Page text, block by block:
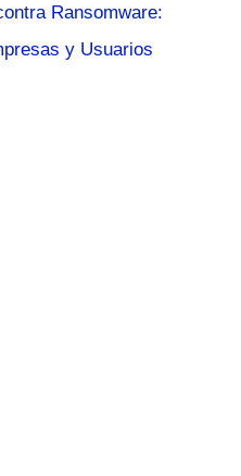
Ransomware:
y Usuarios